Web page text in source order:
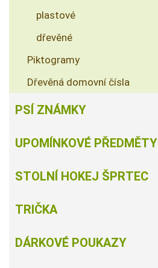
plastové
dřevěné
Piktogramy
Dřevěná domovní čísla
PSÍ ZNÁMKY
UPOMÍNKOVÉ PŘEDMĚTY
STOLNÍ HOKEJ ŠPRTEC
TRIČKA
DÁRKOVÉ POUKAZY